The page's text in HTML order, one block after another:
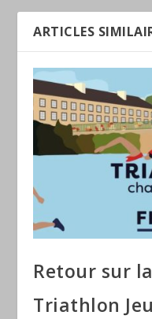
ARTICLES
Retour sur
Triathlon